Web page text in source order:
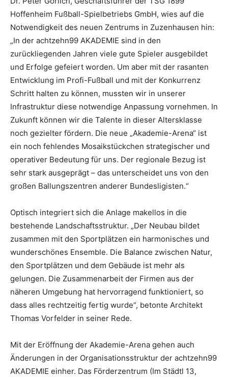
Hoffenheim Fußball-Spielbetriebs GmbH, wies auf die
Notwendigkeit des neuen Zentrums in Zuzenhausen hin:
„In der achtzehn99 AKADEMIE sind in den
zurückliegenden Jahren viele gute Spieler ausgebildet
und Erfolge gefeiert worden. Um aber mit der rasanten
Entwicklung im Profi-Fußball und mit der Konkurrenz
Schritt halten zu können, mussten wir in unserer
Infrastruktur diese notwendige Anpassung vornehmen. In
Zukunft können wir die Talente in dieser Altersklasse
noch gezielter fördern. Die neue „Akademie-Arena“ ist
ein noch fehlendes Mosaikstückchen strategischer und
operativer Bedeutung für uns. Der regionale Bezug ist
sehr stark ausgeprägt – das unterscheidet uns von den
großen Ballungszentren anderer Bundesligisten.“
Optisch integriert sich die Anlage makellos in die
bestehende Landschaftsstruktur. „Der Neubau bildet
zusammen mit den Sportplätzen ein harmonisches und
wunderschönes Ensemble. Die Balance zwischen Natur,
den Sportplätzen und dem Gebäude ist mehr als
gelungen. Die Zusammenarbeit der Firmen aus der
näheren Umgebung hat hervorragend funktioniert, so
dass alles rechtzeitig fertig wurde“, betonte Architekt
Thomas Vorfelder in seiner Rede.
Mit der Eröffnung der Akademie-Arena gehen auch
Änderungen in der Organisationsstruktur der achtzehn99
AKADEMIE einher. Das Förderzentrum (Im Städtl 13,